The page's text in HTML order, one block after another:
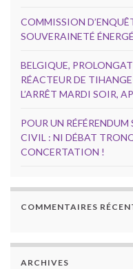
COMMISSION
SOUVERAINETÉ
BELGIQUE,
RÉACTEUR DE
L’ARRÊT MARDI SOIR,
POUR UN
CIVIL : NI DÉBAT
CONCERTATION !
COMMENTAIRES
ARCHIVES